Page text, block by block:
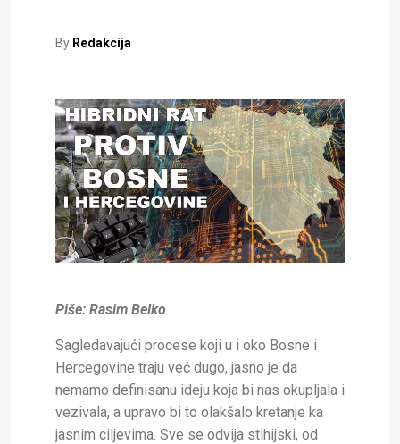
By Redakcija
Piše: Rasim Belko
Sagledavajući procese koji u i oko Bosne i
Hercegovine traju već dugo, jasno je da
nemamo definisanu ideju koja bi nas okupljala i
vezivala, a upravo bi to olakšalo kretanje ka
jasnim ciljevima. Sve se odvija stihijski, od